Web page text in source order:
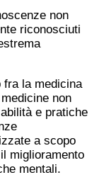
non
riconosciuti
fra la medicina
non
e pratiche
a scopo
miglioramento
mentali.